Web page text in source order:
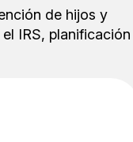
de hijos y
IRS, planificación